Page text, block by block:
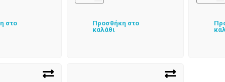
στο
Προσθήκη στο
καλάθι